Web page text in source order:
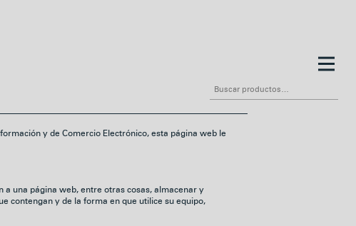
y de Comercio Electrónico, esta página web le
a una página web, entre otras cosas, almacenar y
contengan y de la forma en que utilice su equipo,